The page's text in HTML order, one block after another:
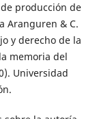
producción de
Aranguren & C.
y derecho de la
memoria del
Universidad